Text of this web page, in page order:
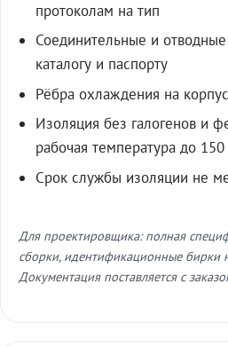
протоколам на тип
Соединительные и
каталогу и паспорту
Рёбра охлаждения на
Изоляция без галогенов и
рабочая температура до 150
Срок службы изоляции не
Для проектировщика: полная
сборки, идентификационные бирки
Документация поставляется с